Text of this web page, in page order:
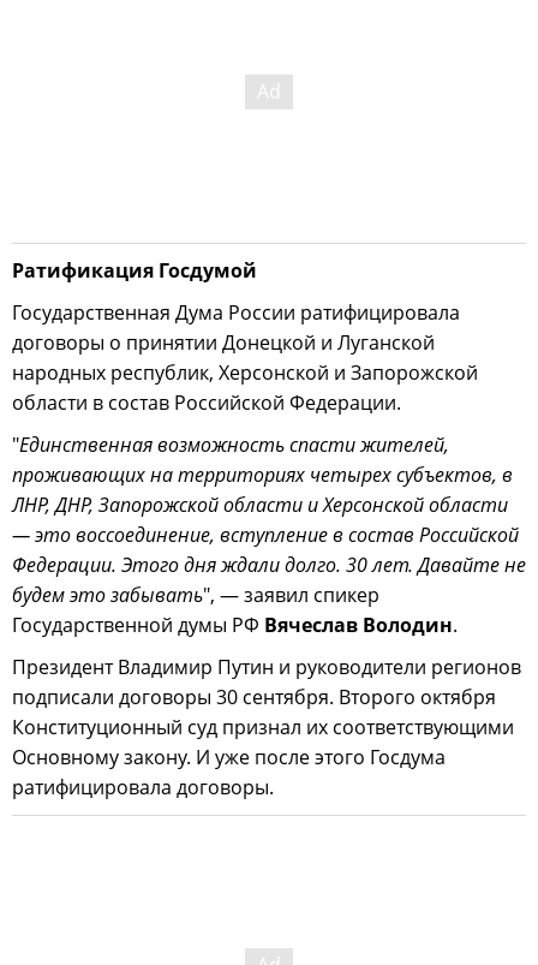
Ратификация Госдумой
Государственная Дума России ратифицировала
договоры о принятии Донецкой и Луганской
народных республик, Херсонской и Запорожской
области в состав Российской Федерации.
"Единственная возможность спасти жителей,
проживающих на территориях четырех субъектов, в
ЛНР, ДНР, Запорожской области и Херсонской области
— это воссоединение, вступление в состав Российской
Федерации. Этого дня ждали долго. 30 лет. Давайте не
будем это забывать", — заявил спикер
Государственной думы РФ Вячеслав Володин.
Президент Владимир Путин и руководители регионов
подписали договоры 30 сентября. Второго октября
Конституционный суд признал их соответствующими
Основному закону. И уже после этого Госдума
ратифицировала договоры.